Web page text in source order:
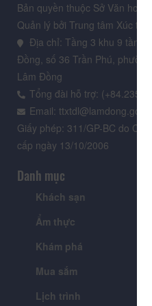
Bản quyền thuộc Sở Văn hoá,
Quản lý bởi Trung tâm Xúc
Địa chỉ: Tầng 3 khu 9 tầng,
Đồng, số 36 Trần Phú,
Lâm Đồng
Tổng đài hỗ trợ: (+84.235)
Email: ttxtdl@lamdong.gov.vn
Giấy phép: 311/GP-BC do
cấp ngày 13/10/2006
Danh mục
Khách sạn
Ẩm thực
Khám phá
Mua sắm
Lịch trình